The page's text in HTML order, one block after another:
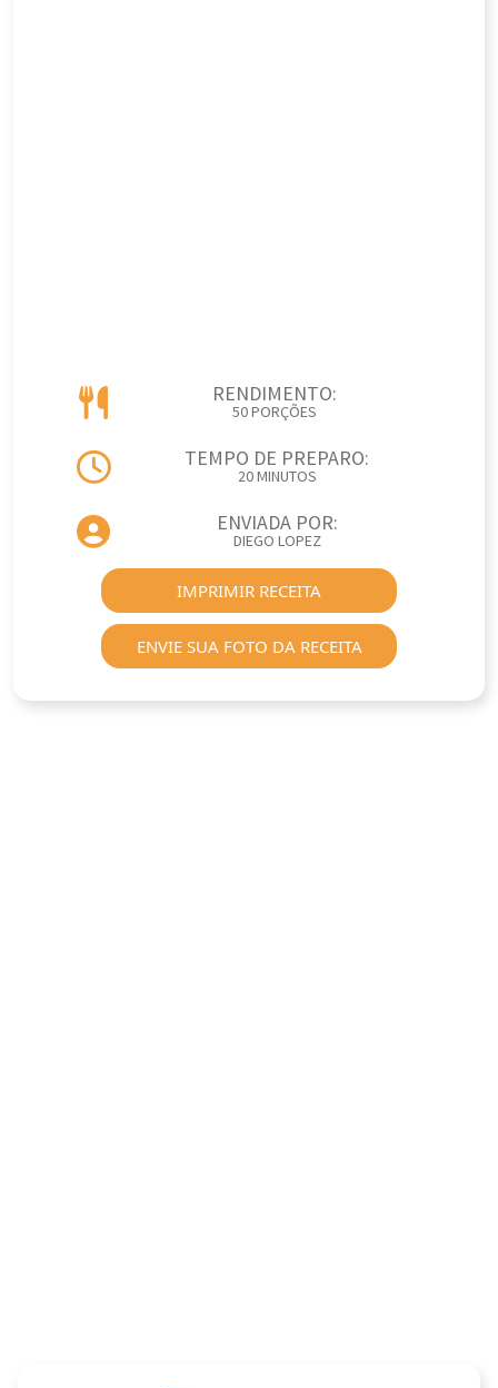
RENDIMENTO:
50 PORÇÕES
TEMPO DE PREPARO:
20 MINUTOS
ENVIADA POR:
DIEGO LOPEZ
IMPRIMIR RECEITA
ENVIE SUA FOTO DA RECEITA